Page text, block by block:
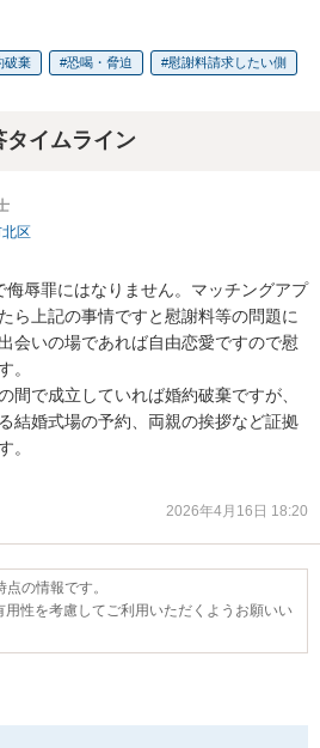
破棄 恐喝・脅迫 慰謝料請求したい側
タイムライン
区
辱罪にはなりません。マッチングアプ
ら上記の事情ですと慰謝料等の問題に
会いの場であれば自由恋愛ですので慰
。
間で成立していれば婚約破棄ですが、
結婚式場の予約、両親の挨拶など証拠
。
2026年4月16日 18:20
の情報です。
用性を考慮してご利用いただくようお願いい